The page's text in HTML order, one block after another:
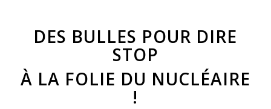
DES BULLES POUR DIRE
STOP
À LA FOLIE DU NUCLÉAIRE
!